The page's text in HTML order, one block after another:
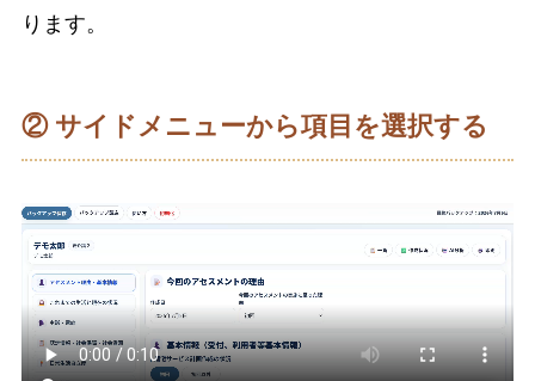
ります。
② サイドメニューから項目を選択する